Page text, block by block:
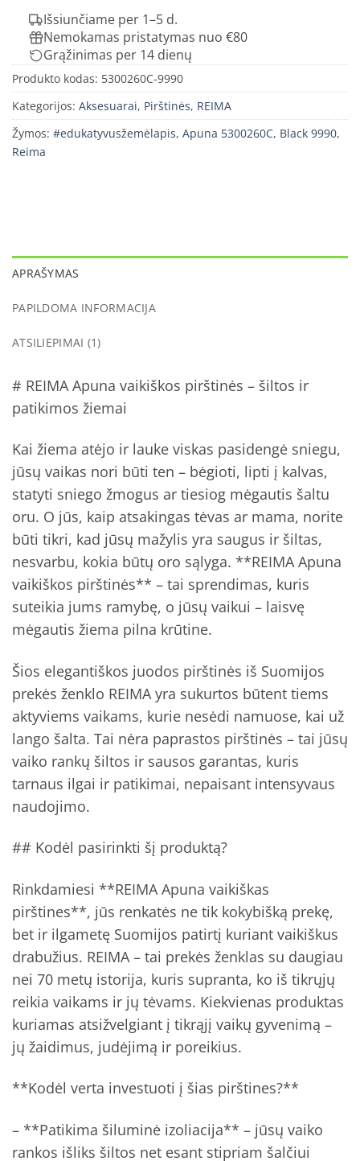
Išsiunčiame per 1–5 d.
Nemokamas pristatymas nuo €80
Grąžinimas per 14 dienų
Produkto kodas: 5300260C-9990
Kategorijos: Aksesuarai, Pirštinės, REIMA
Žymos: #edukatyvusžemėlapis, Apuna 5300260C, Black 9990,
Reima
APRAŠYMAS
PAPILDOMA INFORMACIJA
ATSILIEPIMAI (1)
# REIMA Apuna vaikiškos pirštinės – šiltos ir
patikimos žiemai
Kai žiema atėjo ir lauke viskas pasidengė sniegu,
jūsų vaikas nori būti ten – bėgioti, lipti į kalvas,
statyti sniego žmogus ar tiesiog mėgautis šaltu
oru. O jūs, kaip atsakingas tėvas ar mama, norite
būti tikri, kad jūsų mažylis yra saugus ir šiltas,
nesvarbu, kokia būtų oro sąlyga. **REIMA Apuna
vaikiškos pirštinės** – tai sprendimas, kuris
suteikia jums ramybę, o jūsų vaikui – laisvę
mėgautis žiema pilna krūtine.
Šios elegantiškos juodos pirštinės iš Suomijos
prekės ženklo REIMA yra sukurtos būtent tiems
aktyviems vaikams, kurie nesėdi namuose, kai už
lango šalta. Tai nėra paprastos pirštinės – tai jūsų
vaiko rankų šiltos ir sausos garantas, kuris
tarnaus ilgai ir patikimai, nepaisant intensyvaus
naudojimo.
## Kodėl pasirinkti šį produktą?
Rinkdamiesi **REIMA Apuna vaikiškas
pirštines**, jūs renkatės ne tik kokybišką prekę,
bet ir ilgametę Suomijos patirtį kuriant vaikiškus
drabužius. REIMA – tai prekės ženklas su daugiau
nei 70 metų istorija, kuris supranta, ko iš tikrųjų
reikia vaikams ir jų tėvams. Kiekvienas produktas
kuriamas atsižvelgiant į tikrąjį vaikų gyvenimą –
jų žaidimus, judėjimą ir poreikius.
**Kodėl verta investuoti į šias pirštines?**
– **Patikima šiluminė izoliacija** – jūsų vaiko
rankos išliks šiltos net esant stipriam šalčiui